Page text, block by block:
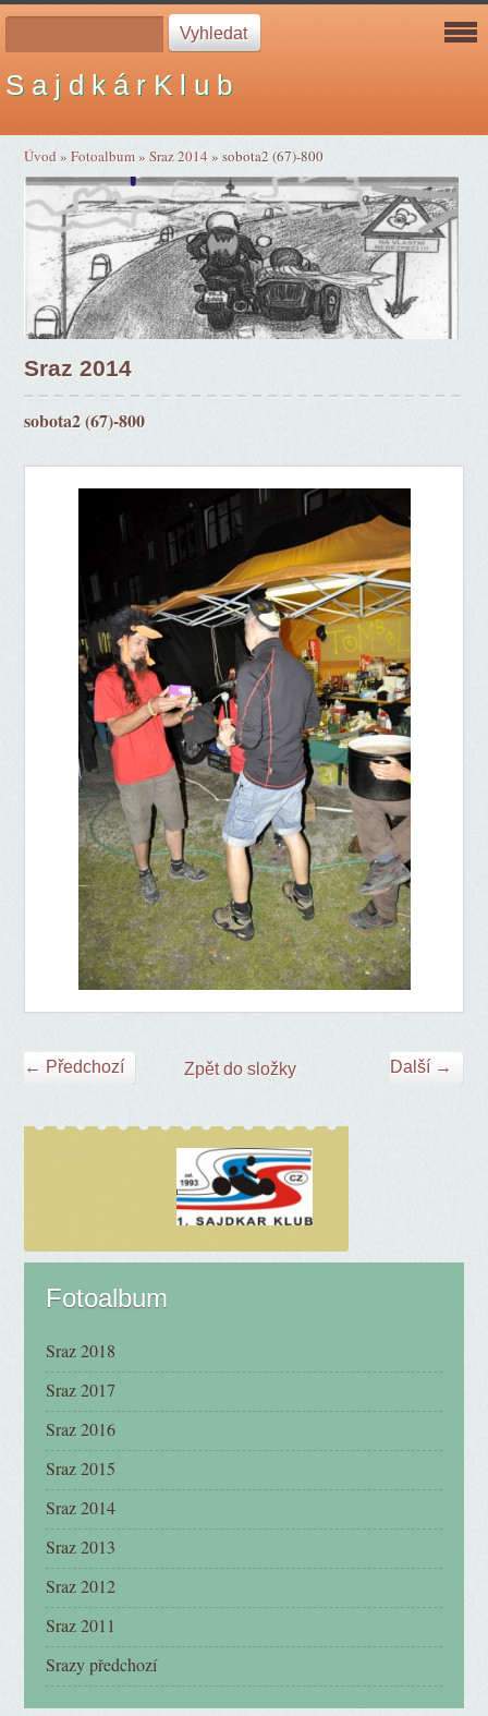
S a j d k á r K l u b
Úvod »Fotoalbum»Sraz 2014»sobota2 (67)-800
Sraz 2014
sobota2 (67)-800
← Předchozí Další →
Zpět do složky
Fotoalbum
Sraz 2018
Sraz 2017
Sraz 2016
Sraz 2015
Sraz 2014
Sraz 2013
Sraz 2012
Sraz 2011
Srazy předchozí